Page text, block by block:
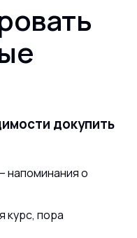
докупить
напоминания о
курс, пора